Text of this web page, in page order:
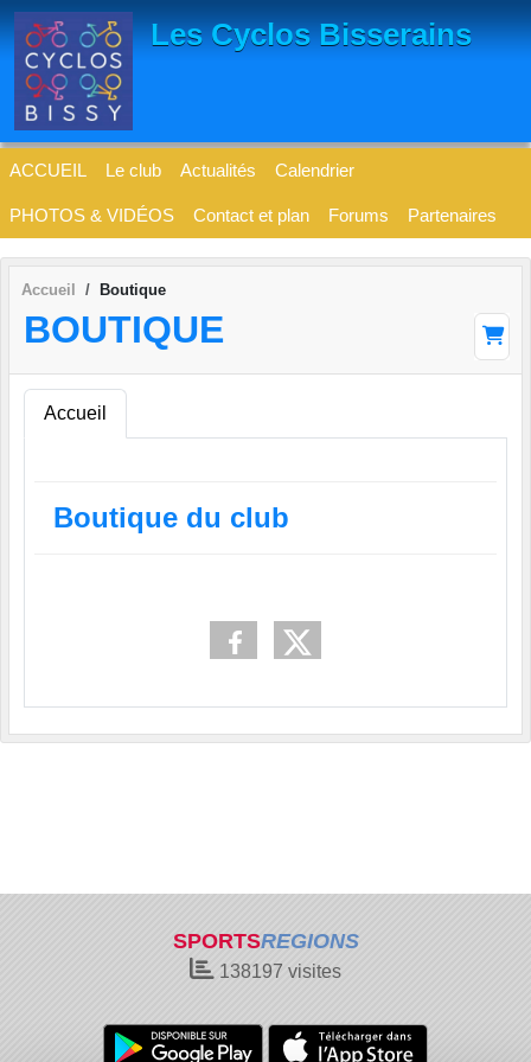
Les Cyclos Bisserains
ACCUEIL Le club Actualités Calendrier
PHOTOS & VIDÉOS Contact et plan Forums Partenaires
Accueil Boutique
BOUTIQUE
Accueil
Boutique du club
SPORTSREGIONS
138197 visites
Panneau de gestion des cookies